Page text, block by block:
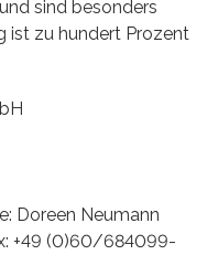
sind besonders
ist zu hundert Prozent
Doreen Neumann
+49 (0)60/684099-